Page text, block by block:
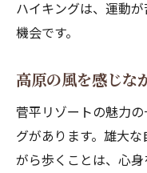
ハイキングは、運動
機会です。
高原の風を感じな
菅平リゾートの魅力
グがあります。雄大
がら歩くことは、心